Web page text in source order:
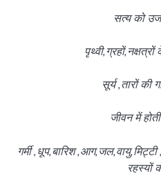
सत्य को
सूर्य ,तारों की
जीवन में
गर्मी ,धूप,बारिश
रहस्यों